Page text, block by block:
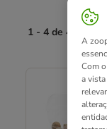
1 - 4 de 4
product items
A
Com
a